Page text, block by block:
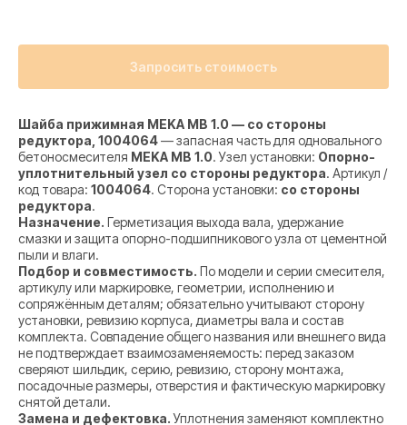
Запросить стоимость
Шайба прижимная MEKA MB 1.0 — со стороны
редуктора, 1004064— запасная часть для одновального
бетоносмесителя MEKA MB 1.0. Узел установки: Опорно-
уплотнительный узел со стороны редуктора. Артикул /
код товара: 1004064. Сторона установки: со стороны
редуктора.
Назначение. Герметизация выхода вала, удержание
смазки и защита опорно-подшипникового узла от цементной
пыли и влаги.
Подбор и совместимость. По модели и серии смесителя,
артикулу или маркировке, геометрии, исполнению и
сопряжённым деталям; обязательно учитывают сторону
установки, ревизию корпуса, диаметры вала и состав
комплекта. Совпадение общего названия или внешнего вида
не подтверждает взаимозаменяемость: перед заказом
сверяют шильдик, серию, ревизию, сторону монтажа,
посадочные размеры, отверстия и фактическую маркировку
снятой детали.
Замена и дефектовка.Уплотнения заменяют комплектно